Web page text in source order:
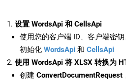
设置 WordsApi 和 CellsApi
使用您的客户端 ID、客户端密
初始化 WordsApi 和 CellsApi
使用 WordsApi 将 XLSX 转换为
创建 ConvertDocumentRequest